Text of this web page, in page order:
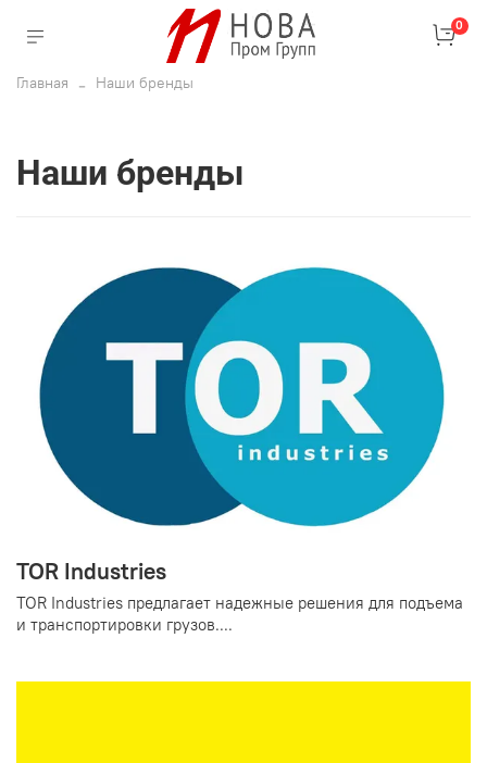
0
Главная Наши бренды
Наши бренды
TOR Industries
TOR Industries предлагает надежные решения для подъема
и транспортировки грузов....